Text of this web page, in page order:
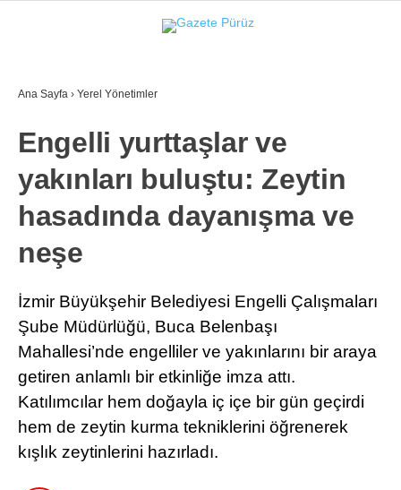
WhatsApp İhbar Hattı
YEREL YÖNETIMLER
GÜNCEL
EKONOMI
POLITIKA
KÜLTÜR-SANAT
DIĞER
Ana Sayfa › Yerel Yönetimler
Engelli yurttaşlar ve
yakınları buluştu: Zeytin
hasadında dayanışma ve
neşe
İzmir Büyükşehir Belediyesi Engelli Çalışmaları
Şube Müdürlüğü, Buca Belenbaşı
Mahallesi’nde engelliler ve yakınlarını bir araya
getiren anlamlı bir etkinliğe imza attı.
Katılımcılar hem doğayla iç içe bir gün geçirdi
hem de zeytin kurma tekniklerini öğrenerek
kışlık zeytinlerini hazırladı.